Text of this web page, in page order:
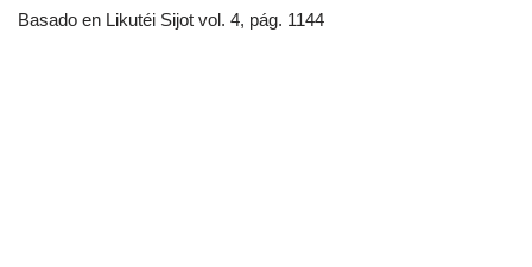
Basado en Likutéi Sijot vol. 4, pág. 1144